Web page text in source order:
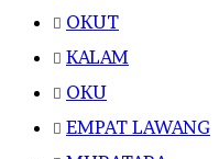
OKUT
KALAM
OKU
EMPAT LAWANG